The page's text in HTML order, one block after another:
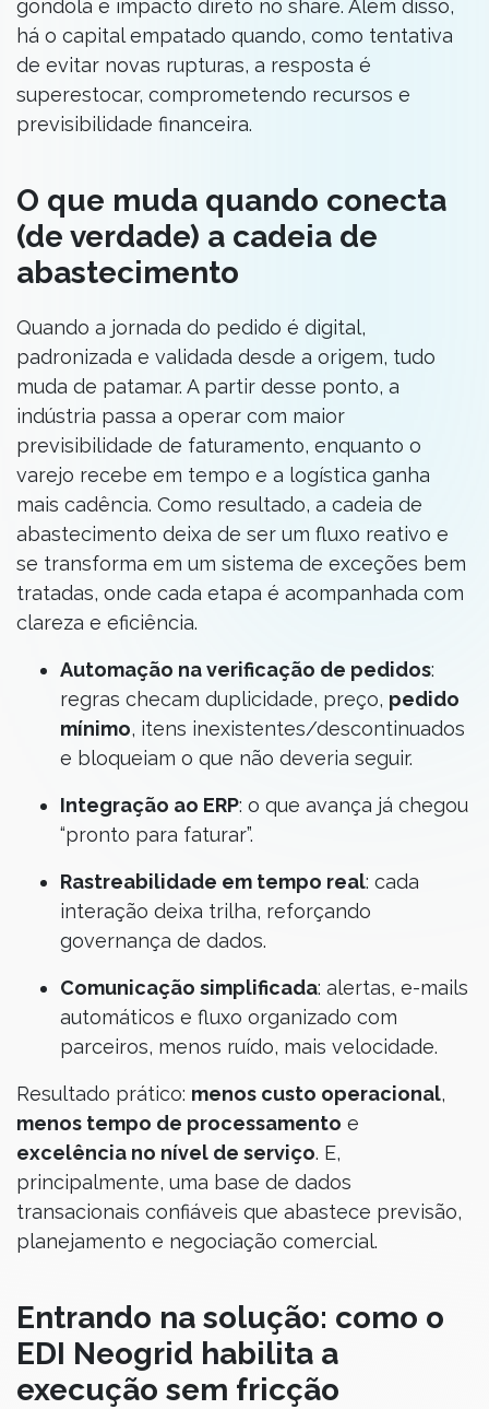
gôndola e impacto direto no share. Além disso,
há o capital empatado quando, como tentativa
de evitar novas rupturas, a resposta é
superestocar, comprometendo recursos e
previsibilidade financeira.
O que muda quando conecta
(de verdade) a cadeia de
abastecimento
Quando a jornada do pedido é digital,
padronizada e validada desde a origem, tudo
muda de patamar. A partir desse ponto, a
indústria passa a operar com maior
previsibilidade de faturamento, enquanto o
varejo recebe em tempo e a logística ganha
mais cadência. Como resultado, a cadeia de
abastecimento deixa de ser um fluxo reativo e
se transforma em um sistema de exceções bem
tratadas, onde cada etapa é acompanhada com
clareza e eficiência.
Automação na verificação de pedidos:
regras checam duplicidade, preço, pedido
mínimo, itens inexistentes/descontinuados
e bloqueiam o que não deveria seguir.
Integração ao ERP: o que avança já chegou
“pronto para faturar”.
Rastreabilidade em tempo real: cada
interação deixa trilha, reforçando
governança de dados.
Comunicação simplificada: alertas, e-mails
automáticos e fluxo organizado com
parceiros, menos ruído, mais velocidade.
Resultado prático: menos custo operacional,
menos tempo de processamento e
excelência no nível de serviço. E,
principalmente, uma base de dados
transacionais confiáveis que abastece previsão,
planejamento e negociação comercial.
Entrando na solução: como o
EDI Neogrid habilita a
execução sem fricção